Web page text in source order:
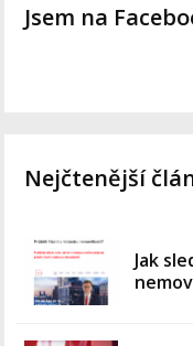
Jsem na
Nejčtenější
Jak